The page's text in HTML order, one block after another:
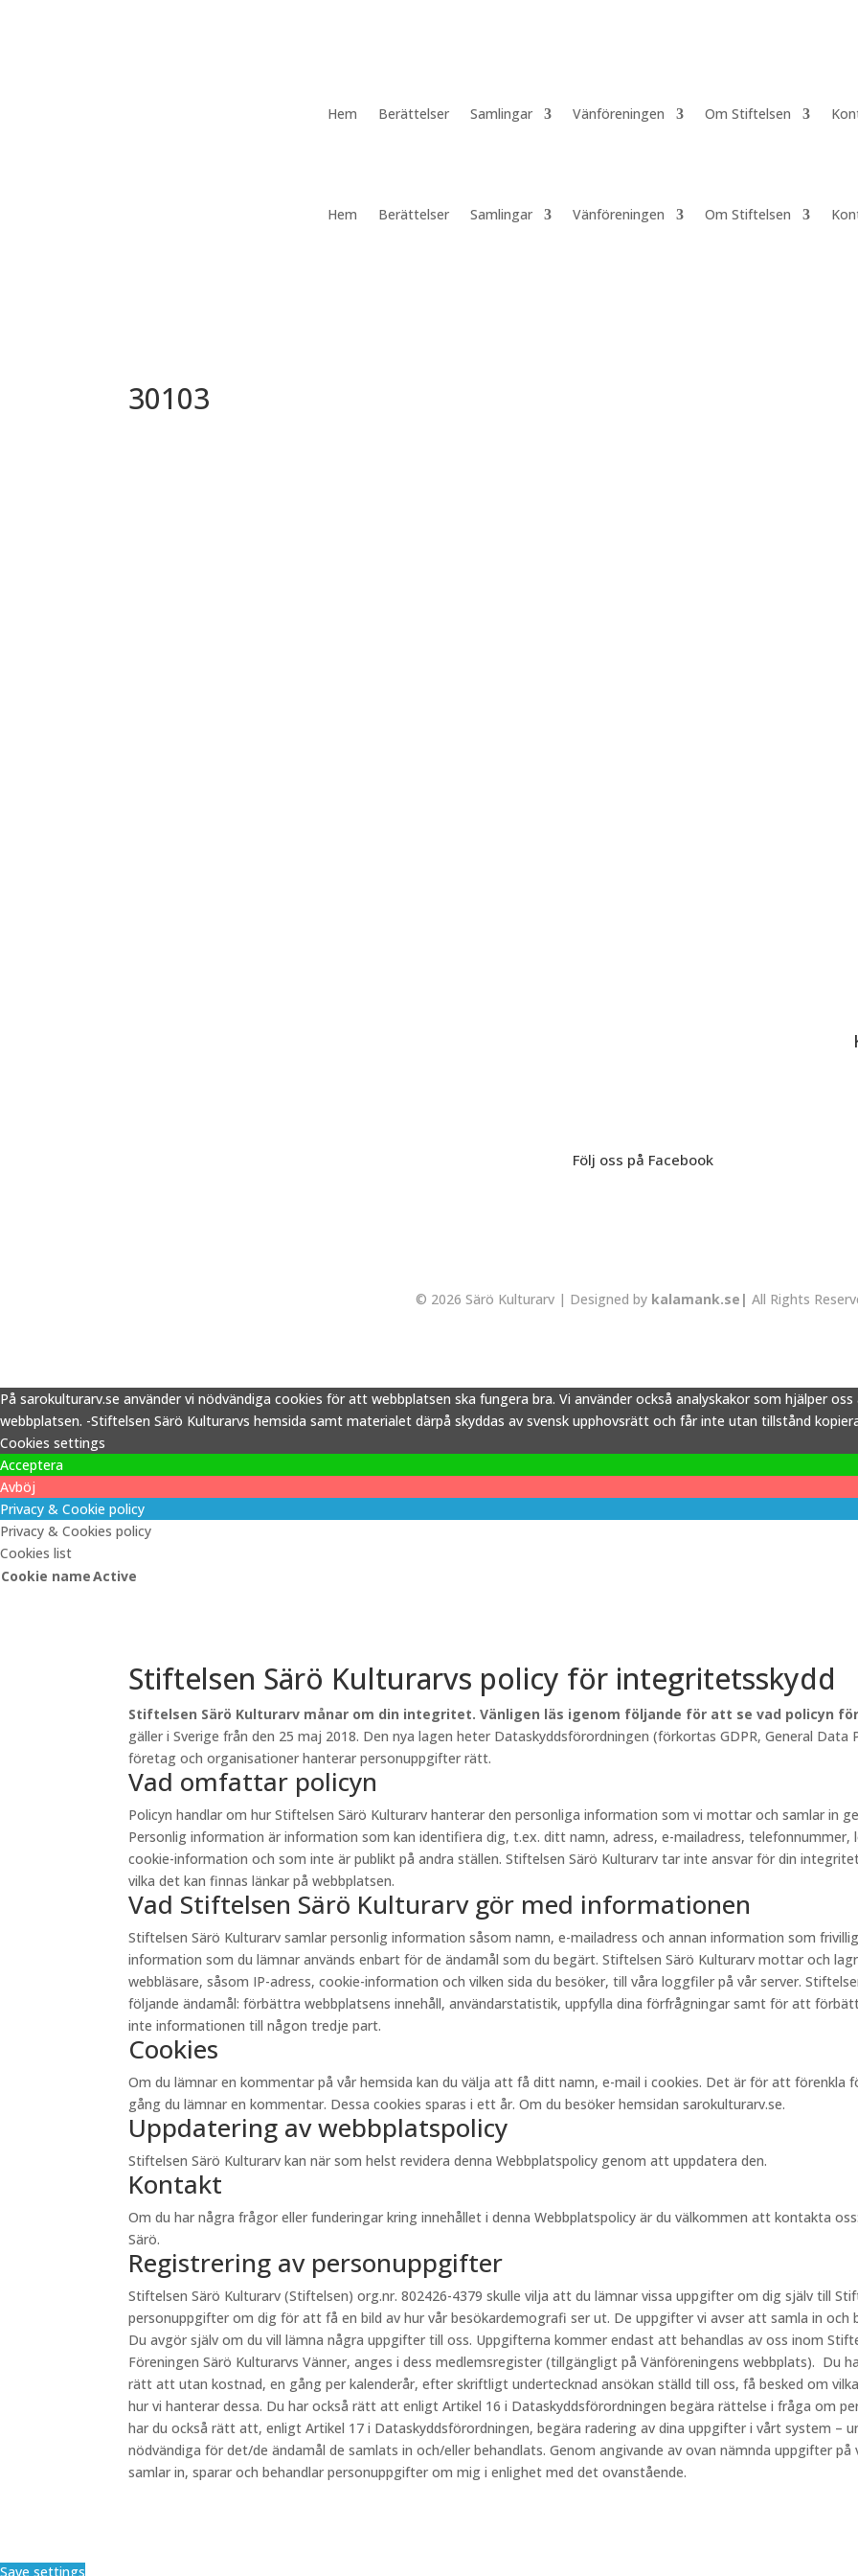
Hem Berättelser Samlingar Vänföreningen Om Stiftelsen
Hem Berättelser Samlingar Vänföreningen Om Stiftelsen
30103
Följ oss på Facebook
© 2026 Särö Kulturarv | Designed by kalamank.se| All Rights
På sarokulturarv.se använder vi nödvändiga cookies för att webbplatsen ska fungera bra. Vi använder också analyskakor som hjälper
webbplatsen. -Stiftelsen Särö Kulturarvs hemsida samt materialet därpå skyddas av svensk upphovsrätt och får inte utan tillstånd
Cookies settings
Acceptera
Avböj
Privacy & Cookie policy
Privacy & Cookies policy
Cookies list
Cookie nameActive
Stiftelsen Särö Kulturarvs policy för integritetsskydd
Stiftelsen Särö Kulturarv månar om din integritet. Vänligen läs igenom följande för att se vad policyn
gäller i Sverige från den 25 maj 2018. Den nya lagen heter Dataskyddsförordningen (förkortas GDPR, General
företag och organisationer hanterar personuppgifter rätt.
Vad omfattar policyn
Policyn handlar om hur Stiftelsen Särö Kulturarv hanterar den personliga information som vi mottar och samlar in
Personlig information är information som kan identifiera dig, t.ex. ditt namn, adress, e-mailadress, telefonnummer,
cookie-information och som inte är publikt på andra ställen. Stiftelsen Särö Kulturarv tar inte ansvar för din
vilka det kan finnas länkar på webbplatsen.
Vad Stiftelsen Särö Kulturarv gör med informationen
Stiftelsen Särö Kulturarv samlar personlig information såsom namn, e-mailadress och annan information som
information som du lämnar används enbart för de ändamål som du begärt. Stiftelsen Särö Kulturarv mottar och
webbläsare, såsom IP-adress, cookie-information och vilken sida du besöker, till våra loggfiler på vår server.
följande ändamål: förbättra webbplatsens innehåll, användarstatistik, uppfylla dina förfrågningar samt för att
inte informationen till någon tredje part.
Cookies
Om du lämnar en kommentar på vår hemsida kan du välja att få ditt namn, e-mail i cookies. Det är för att förenkla
gång du lämnar en kommentar. Dessa cookies sparas i ett år. Om du besöker hemsidan sarokulturarv.se.
Uppdatering av webbplatspolicy
Stiftelsen Särö Kulturarv kan när som helst revidera denna Webbplatspolicy genom att uppdatera den.
Kontakt
Om du har några frågor eller funderingar kring innehållet i denna Webbplatspolicy är du välkommen att kontakta
Särö.
Registrering av personuppgifter
Stiftelsen Särö Kulturarv (Stiftelsen) org.nr. 802426-4379 skulle vilja att du lämnar vissa uppgifter om dig själv till
personuppgifter om dig för att få en bild av hur vår besökardemografi ser ut. De uppgifter vi avser att samla in och
Du avgör själv om du vill lämna några uppgifter till oss. Uppgifterna kommer endast att behandlas av oss inom
Föreningen Särö Kulturarvs Vänner, anges i dess medlemsregister (tillgängligt på Vänföreningens webbplats). Du
rätt att utan kostnad, en gång per kalenderår, efter skriftligt undertecknad ansökan ställd till oss, få besked om
hur vi hanterar dessa. Du har också rätt att enligt Artikel 16 i Dataskyddsförordningen begära rättelse i fråga om
har du också rätt att, enligt Artikel 17 i Dataskyddsförordningen, begära radering av dina uppgifter i vårt system
nödvändiga för det/de ändamål de samlats in och/eller behandlats. Genom angivande av ovan nämnda uppgifter
samlar in, sparar och behandlar personuppgifter om mig i enlighet med det ovanstående.
Save settings